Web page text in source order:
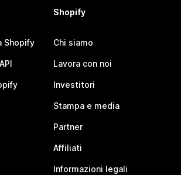
Shopify
Shopify
Chi siamo
Lavora con noi
Investitori
Stampa e media
Partner
Affiliati
Informazioni legali